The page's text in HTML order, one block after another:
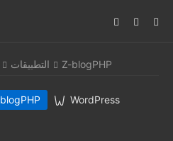
التطبيقات Z-blogPHP
WordPress